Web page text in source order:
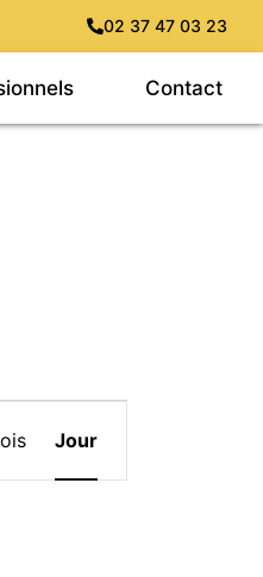
02 37 47 03 23
Contact
Jour